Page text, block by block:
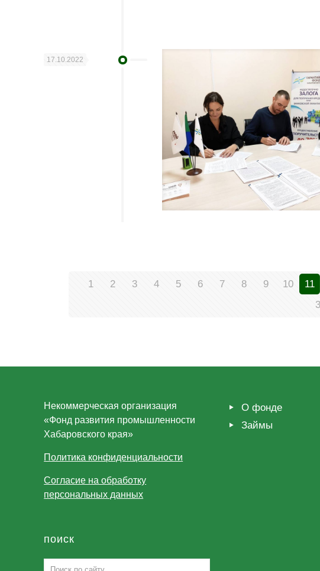
17.10.2022
1 2 3 4 5 6 7 8 9 10 11
Некоммерческая организация
«Фонд развития промышленности
Хабаровского края»
Политика конфиденциальности
Согласие на обработку
персональных данных
поиск
О фонде
Займы